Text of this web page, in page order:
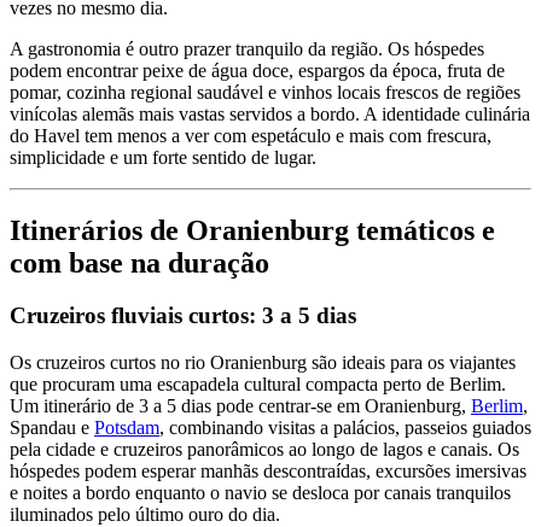
vezes no mesmo dia.
A gastronomia é outro prazer tranquilo da região. Os hóspedes
podem encontrar peixe de água doce, espargos da época, fruta de
pomar, cozinha regional saudável e vinhos locais frescos de regiões
vinícolas alemãs mais vastas servidos a bordo. A identidade culinária
do Havel tem menos a ver com espetáculo e mais com frescura,
simplicidade e um forte sentido de lugar.
Itinerários de Oranienburg temáticos e
com base na duração
Cruzeiros fluviais curtos: 3 a 5 dias
Os cruzeiros curtos no rio Oranienburg são ideais para os viajantes
que procuram uma escapadela cultural compacta perto de Berlim.
Um itinerário de 3 a 5 dias pode centrar-se em Oranienburg, Berlim,
Spandau e Potsdam, combinando visitas a palácios, passeios guiados
pela cidade e cruzeiros panorâmicos ao longo de lagos e canais. Os
hóspedes podem esperar manhãs descontraídas, excursões imersivas
e noites a bordo enquanto o navio se desloca por canais tranquilos
iluminados pelo último ouro do dia.